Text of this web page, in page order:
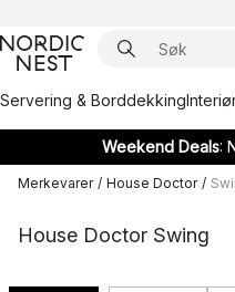
Servering & Borddekking
Weekend Deals:
Merkevarer / House Doctor /
House Doctor Swing